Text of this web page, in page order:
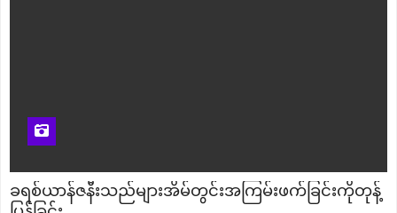
ခရစ်ယာန်ဇနီးသည်များအိမ်တွင်းအကြမ်းဖက်ခြင်းကိုတုန့်